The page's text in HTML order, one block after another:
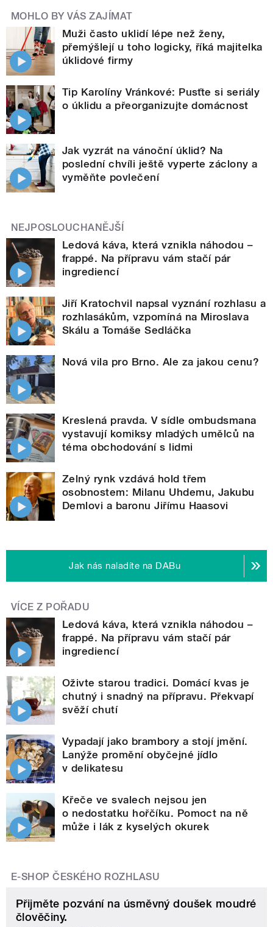
MOHLO BY VÁS ZAJÍMAT
Muži často uklidí lépe než ženy,
přemýšlejí u toho logicky, říká majitelka
úklidové firmy
Tip Karolíny Vránkové: Pusťte si seriály
o úklidu a přeorganizujte domácnost
Jak vyzrát na vánoční úklid? Na
poslední chvíli ještě vyperte záclony a
vyměňte povlečení
NEJPOSLOUCHANĚJŠÍ
Ledová káva, která vznikla náhodou –
frappé. Na přípravu vám stačí pár
ingrediencí
Jiří Kratochvil napsal vyznání rozhlasu a
rozhlasákům, vzpomíná na Miroslava
Skálu a Tomáše Sedláčka
Nová vila pro Brno. Ale za jakou cenu?
Kreslená pravda. V sídle ombudsmana
vystavují komiksy mladých umělců na
téma obchodování s lidmi
Zelný rynk vzdává hold třem
osobnostem: Milanu Uhdemu, Jakubu
Demlovi a baronu Jiřímu Haasovi
Jak nás naladíte na DABu
VÍCE Z POŘADU
Ledová káva, která vznikla náhodou –
frappé. Na přípravu vám stačí pár
ingrediencí
Oživte starou tradici. Domácí kvas je
chutný i snadný na přípravu. Překvapí
svěží chutí
Vypadají jako brambory a stojí jmění.
Lanýže promění obyčejné jídlo
v delikatesu
Křeče ve svalech nejsou jen
o nedostatku hořčíku. Pomoct na ně
může i lák z kyselých okurek
E-SHOP ČESKÉHO ROZHLASU
Přijměte pozvání na úsměvný doušek moudré
člověčiny.